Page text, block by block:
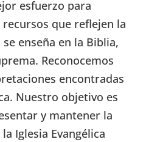
esfuerzo para
que reflejen la
enseña en la Biblia,
Reconocemos
encontradas
Nuestro objetivo es
y mantener la
Iglesia Evangélica